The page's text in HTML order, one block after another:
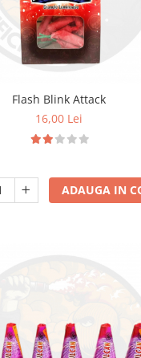
Flash Blink Attack
16,00 Lei
ADAUGA IN